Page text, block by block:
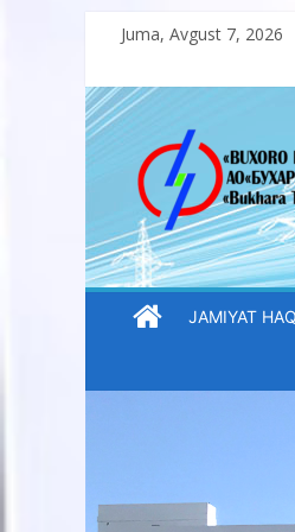
content
Juma, Avgust 7, 2026
elektr
“Buxoro
JAMIYAT